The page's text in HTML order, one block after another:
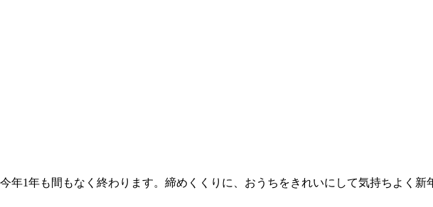
今年1年も間もなく終わります。締めくくりに、おうちをきれいにして気持ちよく新